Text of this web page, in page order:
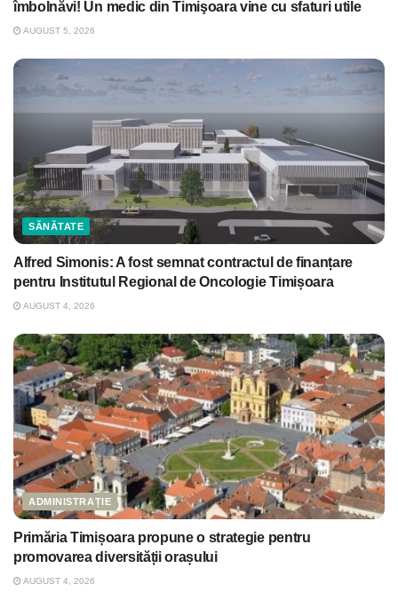
îmbolnăvi! Un medic din Timişoara vine cu sfaturi utile
AUGUST 5, 2026
SĂNĂTATE
Alfred Simonis: A fost semnat contractul de finanțare
pentru Institutul Regional de Oncologie Timișoara
AUGUST 4, 2026
ADMINISTRAȚIE
Primăria Timișoara propune o strategie pentru
promovarea diversității orașului
AUGUST 4, 2026